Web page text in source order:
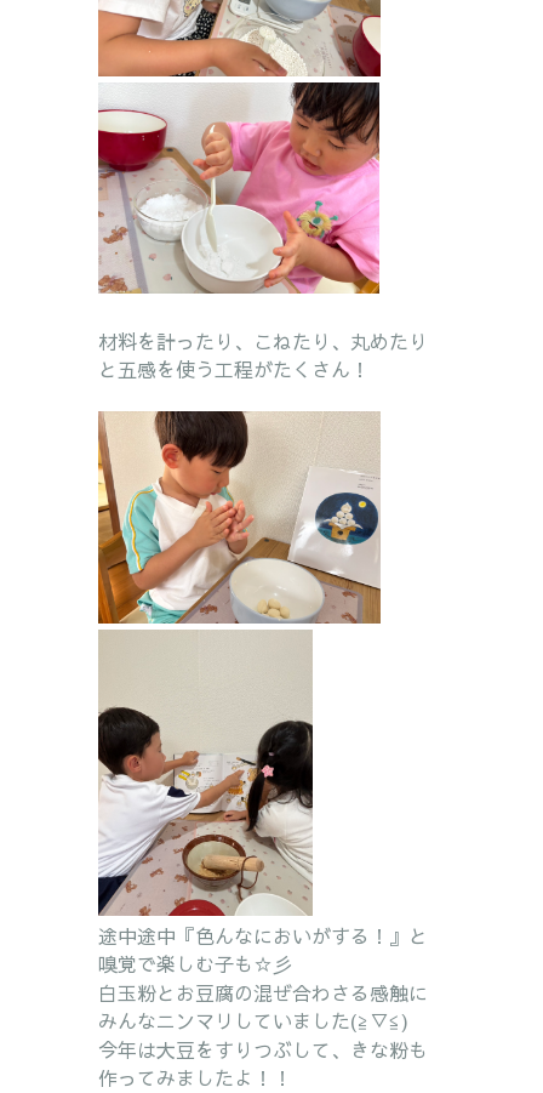
材料を計ったり、こねたり、丸めたり
と五感を使う工程がたくさん！
途中途中『色んなにおいがする！』と
嗅覚で楽しむ子も☆彡
白玉粉とお豆腐の混ぜ合わさる感触に
みんなニンマリしていました(≧▽≦)
今年は大豆をすりつぶして、きな粉も
作ってみましたよ！！